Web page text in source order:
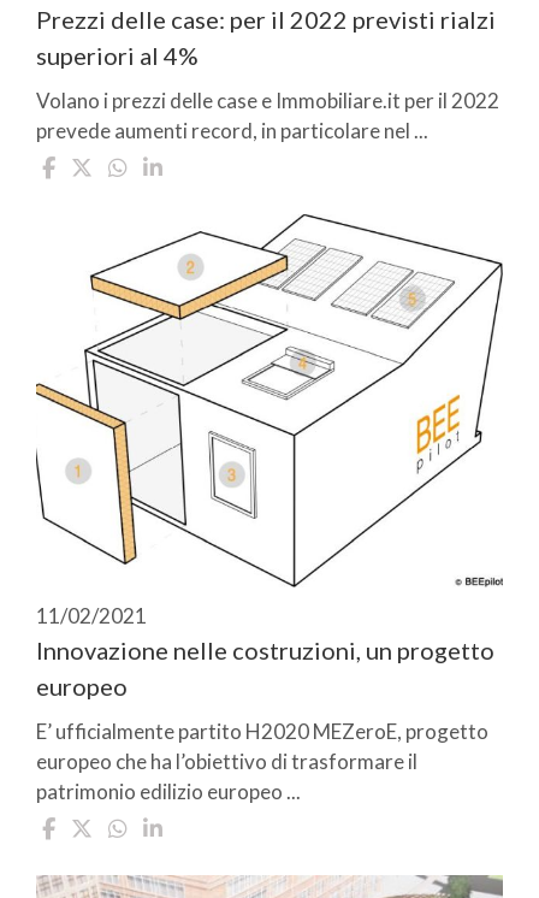
Prezzi delle case: per il 2022 previsti rialzi
superiori al 4%
Volano i prezzi delle case e Immobiliare.it per il 2022
prevede aumenti record, in particolare nel ...
11/02/2021
Innovazione nelle costruzioni, un progetto
europeo
E’ ufficialmente partito H2020 MEZeroE, progetto
europeo che ha l’obiettivo di trasformare il
patrimonio edilizio europeo ...